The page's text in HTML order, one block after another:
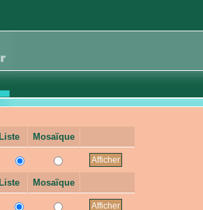
Liste Mosaïque
Liste Mosaïque